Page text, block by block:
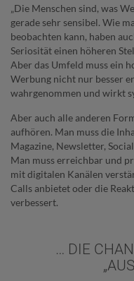
„Die Menschen sind, was
gerade sehr sensibel. Wie
beobachten kann, haben
Seriosität einen höheren
Aber das Umfeld muss ein
Werbung nicht nur besser
wahrgenommen und wirkt
Aber auch alle anderen
aufhören. Man muss die
Magazine, Newsletter, Social
Man muss erreichbar und
mit digitalen Kanälen
Calls anbietet oder die
verbessert.
… DIE